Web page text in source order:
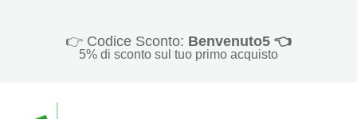
👉 Codice Sconto: Benvenuto5 👈
5% di sconto sul tuo primo acquisto